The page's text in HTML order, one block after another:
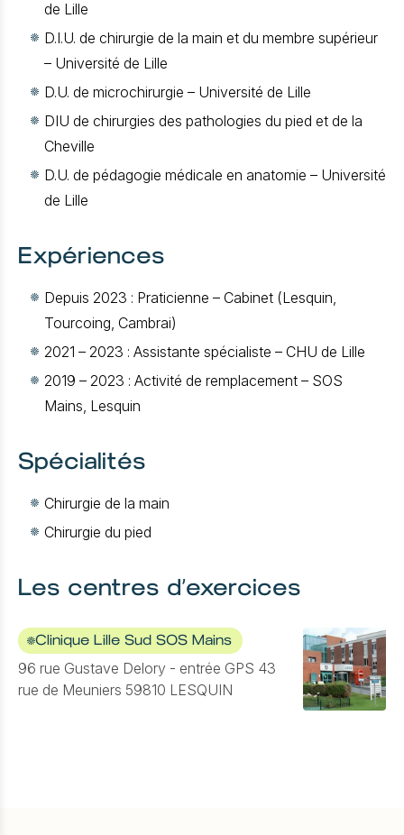
de Lille
D.I.U. de chirurgie de la main et du membre supérieur
– Université de Lille
D.U. de microchirurgie – Université de Lille
DIU de chirurgies des pathologies du pied et de la
Cheville
D.U. de pédagogie médicale en anatomie – Université
de Lille
Expériences
Depuis 2023 : Praticienne – Cabinet (Lesquin,
Tourcoing, Cambrai)
2021 – 2023 : Assistante spécialiste – CHU de Lille
2019 – 2023 : Activité de remplacement – SOS
Mains, Lesquin
Spécialités
Chirurgie de la main
Chirurgie du pied
Les centres d’exercices
Clinique Lille Sud SOS Mains
96 rue Gustave Delory - entrée GPS 43
rue de Meuniers 59810 LESQUIN